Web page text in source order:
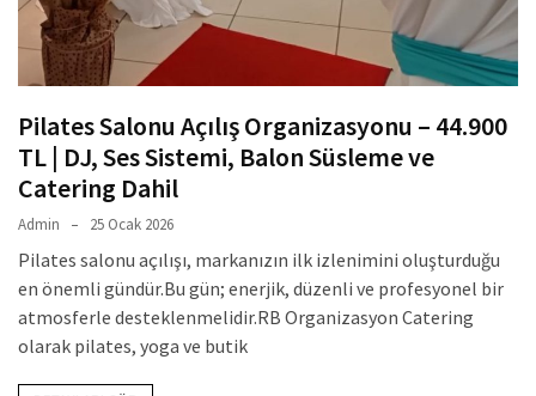
Pilates Salonu Açılış Organizasyonu – 44.900
TL | DJ, Ses Sistemi, Balon Süsleme ve
Catering Dahil
Admin 25 Ocak 2026
Pilates salonu açılışı, markanızın ilk izlenimini oluşturduğu
en önemli gündür.Bu gün; enerjik, düzenli ve profesyonel bir
atmosferle desteklenmelidir.RB Organizasyon Catering
olarak pilates, yoga ve butik